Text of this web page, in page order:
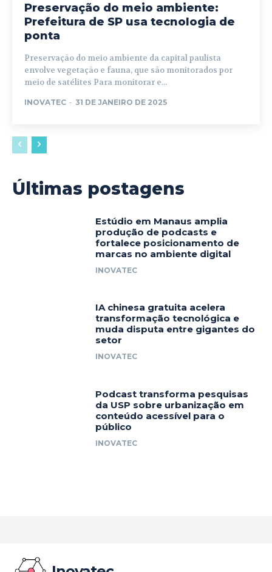
Preservação do meio ambiente:
Prefeitura de SP usa tecnologia de
ponta
Preservação do meio ambiente da capital paulista
envolve vegetação e fauna, que são monitorados por
meio de satélites Para monitorar e...
INOVATEC - 31 DE JANEIRO DE 2025
Últimas postagens
Estúdio em Manaus amplia
produção de podcasts e
fortalece posicionamento de
marcas no ambiente digital
INOVATEC
IA chinesa gratuita acelera
transformação tecnológica e
muda disputa entre gigantes do
setor
INOVATEC
Podcast transforma pesquisas
da USP sobre urbanização em
conteúdo acessível para o
público
INOVATEC